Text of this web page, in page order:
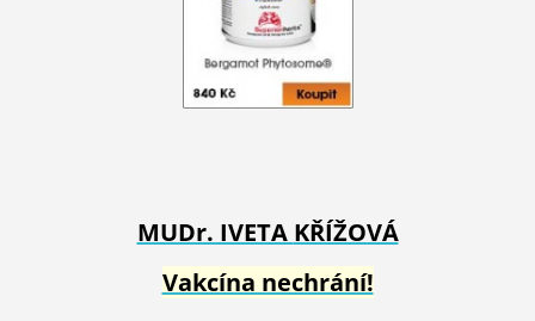
MUDr. IVETA KŘÍŽOVÁ
Vakcína nechrání!